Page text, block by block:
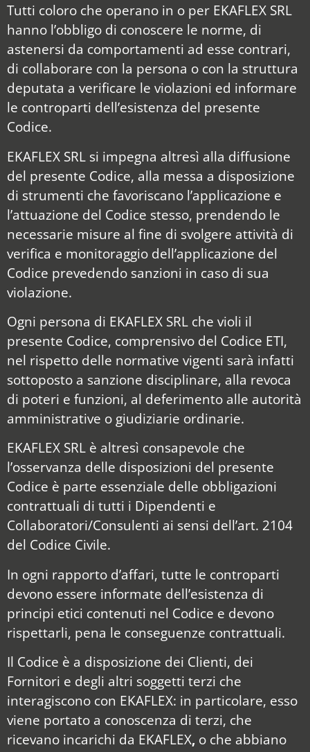
Tutti coloro che operano in o per EKAFLEX SRL
hanno l’obbligo di conoscere le norme, di
astenersi da comportamenti ad esse contrari,
di collaborare con la persona o con la struttura
deputata a verificare le violazioni ed informare
le controparti dell’esistenza del presente
Codice.
EKAFLEX SRL si impegna altresì alla diffusione
del presente Codice, alla messa a disposizione
di strumenti che favoriscano l’applicazione e
l’attuazione del Codice stesso, prendendo le
necessarie misure al fine di svolgere attività di
verifica e monitoraggio dell’applicazione del
Codice prevedendo sanzioni in caso di sua
violazione.
Ogni persona di EKAFLEX SRL che violi il
presente Codice, comprensivo del Codice ETI,
nel rispetto delle normative vigenti sarà infatti
sottoposto a sanzione disciplinare, alla revoca
di poteri e funzioni, al deferimento alle autorità
amministrative o giudiziarie ordinarie.
EKAFLEX SRL è altresì consapevole che
l’osservanza delle disposizioni del presente
Codice è parte essenziale delle obbligazioni
contrattuali di tutti i Dipendenti e
Collaboratori/Consulenti ai sensi dell’art. 2104
del Codice Civile.
In ogni rapporto d’affari, tutte le controparti
devono essere informate dell’esistenza di
principi etici contenuti nel Codice e devono
rispettarli, pena le conseguenze contrattuali.
Il Codice è a disposizione dei Clienti, dei
Fornitori e degli altri soggetti terzi che
interagiscono con EKAFLEX: in particolare, esso
viene portato a conoscenza di terzi, che
ricevano incarichi da EKAFLEX, o che abbiano